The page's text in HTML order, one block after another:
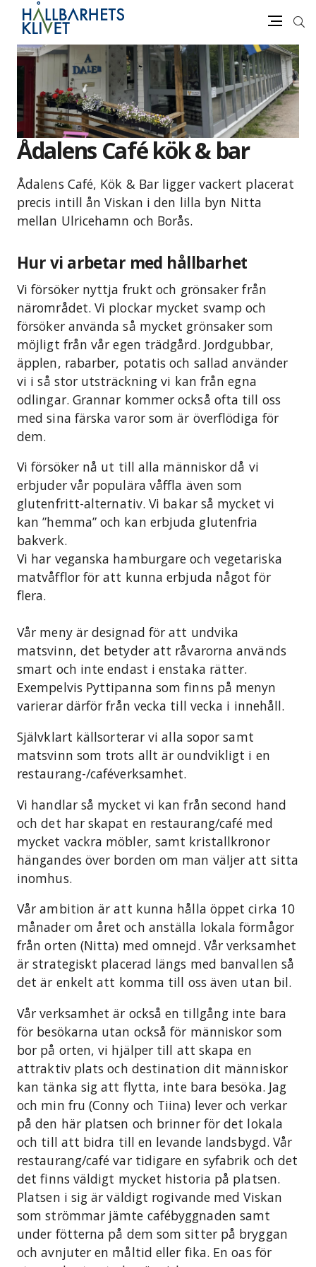
vidare
innehåll
Sök
Ådalens Café kök & bar
Ådalens Café, Kök & Bar ligger vackert placerat
precis intill ån Viskan i den lilla byn Nitta
mellan Ulricehamn och Borås.
Hur vi arbetar med hållbarhet
Vi försöker nyttja frukt och grönsaker från
närområdet. Vi plockar mycket svamp och
försöker använda så mycket grönsaker som
möjligt från vår egen trädgård. Jordgubbar,
äpplen, rabarber, potatis och sallad använder
vi i så stor utsträckning vi kan från egna
odlingar. Grannar kommer också ofta till oss
med sina färska varor som är överflödiga för
dem.
Vi försöker nå ut till alla människor då vi
erbjuder vår populära våffla även som
glutenfritt-alternativ. Vi bakar så mycket vi
kan ”hemma” och kan erbjuda glutenfria
bakverk.
Vi har veganska hamburgare och vegetariska
matvåfflor för att kunna erbjuda något för
flera.
Vår meny är designad för att undvika
matsvinn, det betyder att råvarorna används
smart och inte endast i enstaka rätter.
Exempelvis Pyttipanna som finns på menyn
varierar därför från vecka till vecka i innehåll.
Självklart källsorterar vi alla sopor samt
matsvinn som trots allt är oundvikligt i en
restaurang-/caféverksamhet.
Vi handlar så mycket vi kan från second hand
och det har skapat en restaurang/café med
mycket vackra möbler, samt kristallkronor
hängandes över borden om man väljer att sitta
inomhus.
Vår ambition är att kunna hålla öppet cirka 10
månader om året och anställa lokala förmågor
från orten (Nitta) med omnejd. Vår verksamhet
är strategiskt placerad längs med banvallen så
det är enkelt att komma till oss även utan bil.
Vår verksamhet är också en tillgång inte bara
för besökarna utan också för människor som
bor på orten, vi hjälper till att skapa en
attraktiv plats och destination dit människor
kan tänka sig att flytta, inte bara besöka. Jag
och min fru (Conny och Tiina) lever och verkar
på den här platsen och brinner för det lokala
och till att bidra till en levande landsbygd. Vår
restaurang/café var tidigare en syfabrik och det
det finns väldigt mycket historia på platsen.
Platsen i sig är väldigt rogivande med Viskan
som strömmar jämte cafébyggnaden samt
under fötterna på dem som sitter på bryggan
och avnjuter en måltid eller fika. En oas för